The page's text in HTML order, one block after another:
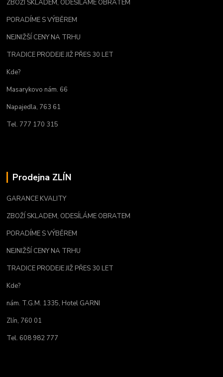
ZBOŽÍ SKLADEM, ODESÍLÁME OBRATEM
PORADÍME S VÝBĚREM
NEJNIŽŠÍ CENY NA TRHU
TRADICE PRODEJE JIŽ PŘES 30 LET
Kde?
Masarykovo nám. 66
Napajedla, 763 61
Tel. 777 170 315
Prodejna ZLÍN
GARANCE KVALITY
ZBOŽÍ SKLADEM, ODESÍLÁME OBRATEM
PORADÍME S VÝBĚREM
NEJNIŽŠÍ CENY NA TRHU
TRADICE PRODEJE JIŽ PŘES 30 LET
Kde?
nám. T.G.M. 1335, Hotel GARNI
Zlín, 760 01
Tel. 608 982 777